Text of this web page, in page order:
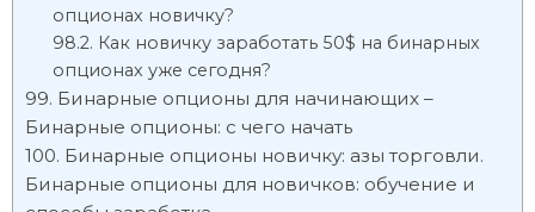
опционах новичку?
Как новичку заработать 50$ на бинарных
опционах уже сегодня?
Бинарные опционы для начинающих –
Бинарные опционы: с чего начать
Бинарные опционы новичку: азы торговли.
Бинарные опционы для новичков: обучение и